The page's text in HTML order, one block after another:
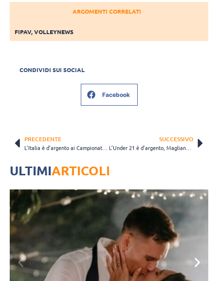
ARGOMENTI CORRELATI
FIPAV,VOLLEYNEWS
CONDIVIDI SUI SOCIAL
Facebook
PRECEDENTE
L’Italia è d’argento ai Campionati Mondiali U21: l’Iran vince 3-1 e mura gli Azzurrini
SUCCESSIVO
L’Under 21 è d’argento, Magliano: “Siamo vicecampioni del Mondo e siamo contenti di esserlo”
ULTIMIARTICOLI